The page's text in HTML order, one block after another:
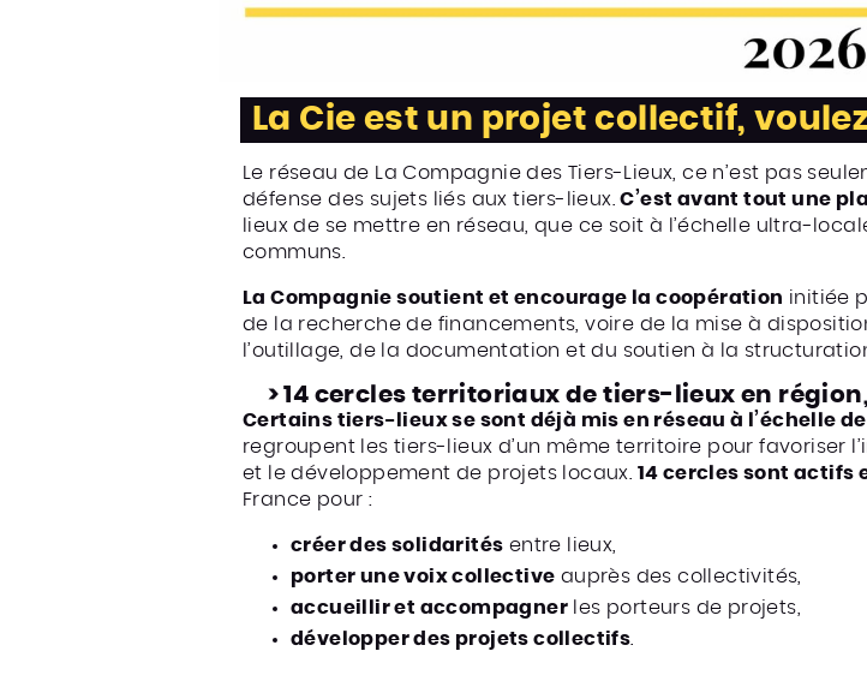
La Cie est un projet collectif,
Le réseau de La Compagnie des Tiers-Lieux, ce n’est pas
défense des sujets liés aux tiers-lieux.C’est avant tout une
lieux de se mettre en réseau, que ce soit à l’échelle ultra-
communs.
La Compagnie soutient et encourage la coopération initiée
de la recherche de financements, voire de la mise à
l’outillage, de la documentation et du soutien à la
> 14 cercles territoriaux de tiers-lieux en
Certains tiers-lieux se sont déjà mis en réseau à l’échelle
regroupent les tiers-lieux d’un même territoire pour favoriser
et le développement de projets locaux. 14 cercles sont actifs
France pour :
créer des solidarités entre lieux,
porter une voix collective auprès des collectivités,
accueillir et accompagner les porteurs de projets,
développer des projets collectifs.